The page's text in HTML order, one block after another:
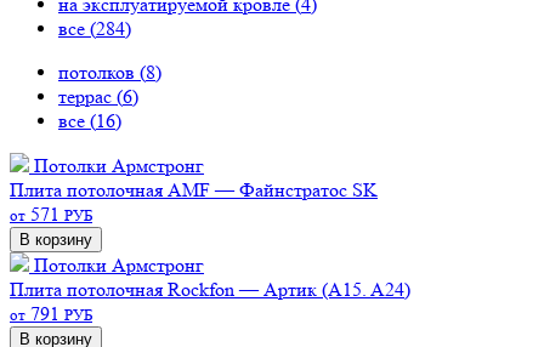
все (284)
потолков (8)
террас (6)
все (16)
Потолки Армстронг
Плита потолочная AMF — Файнстратос SK
от 571 РУБ
В корзину
Потолки Армстронг
Плита потолочная Rockfon — Артик (A15. A24)
от 791 РУБ
В корзину